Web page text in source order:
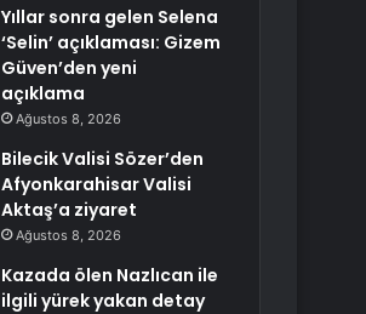
Yıllar sonra gelen Selena
‘Selin’ açıklaması: Gizem
Güven’den yeni
açıklama
Ağustos 8, 2026
Bilecik Valisi Sözer’den
Afyonkarahisar Valisi
Aktaş’a ziyaret
Ağustos 8, 2026
Kazada ölen Nazlıcan ile
ilgili yürek yakan detay